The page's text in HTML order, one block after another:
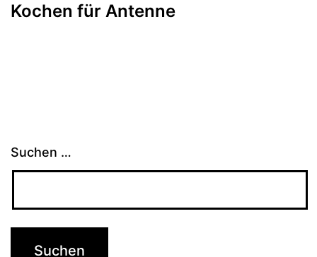
Kochen für Antenne
Suchen …